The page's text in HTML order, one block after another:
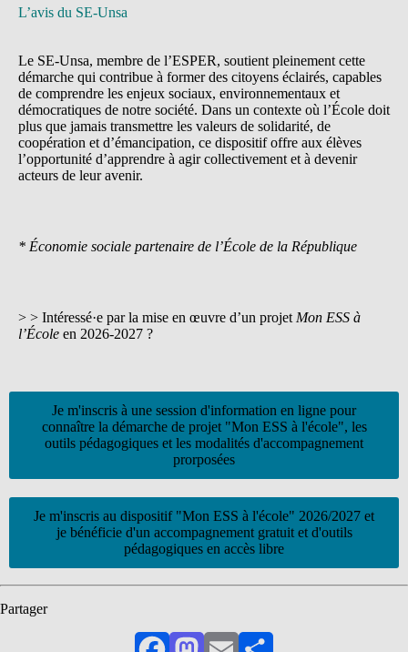
L’avis du SE-Unsa
Le SE-Unsa, membre de l’ESPER, soutient pleinement cette
démarche qui contribue à former des citoyens éclairés, capables
de comprendre les enjeux sociaux, environnementaux et
démocratiques de notre société. Dans un contexte où l’École doit
plus que jamais transmettre les valeurs de solidarité, de
coopération et d’émancipation, ce dispositif offre aux élèves
l’opportunité d’apprendre à agir collectivement et à devenir
acteurs de leur avenir.
* Économie sociale partenaire de l’École de la République
> > Intéressé·e par la mise en œuvre d’un projet Mon ESS à
l’École en 2026-2027 ?
Je m'inscris à une session d'information en ligne pour
connaître la démarche de projet "Mon ESS à l'école", les
outils pédagogiques et les modalités d'accompagnement
prorposées
Je m'inscris au dispositif "Mon ESS à l'école" 2026/2027 et
je bénéficie d'un accompagnement gratuit et d'outils
pédagogiques en accès libre
Partager